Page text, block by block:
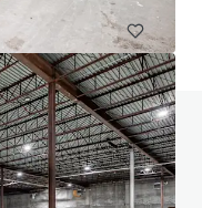
notre page